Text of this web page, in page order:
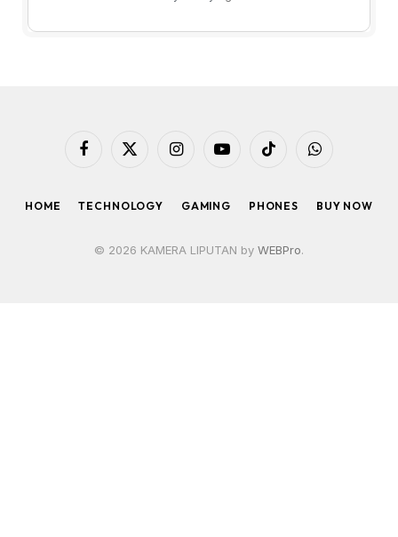
Facebook
X
InstagramYouTubeTikTok WhatsApp
HOME TECHNOLOGY GAMING PHONES BUY NOW
© 2026 KAMERA LIPUTAN by WEBPro.